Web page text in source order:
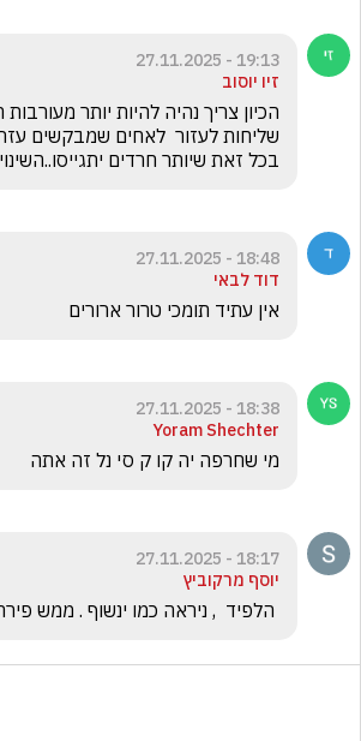
19:13 - 27.11.2025
זיו יוסוב
בכל זאת שיותר חרדים
18:48 - 27.11.2025
דוד לבאי
אין עתיד תומכי טרור ארורים
18:38 - 27.11.2025
Yoram Shechter
מי שחרפה יה קו ק סי נל זה אתה
18:17 - 27.11.2025
יוסף מרקוביץ